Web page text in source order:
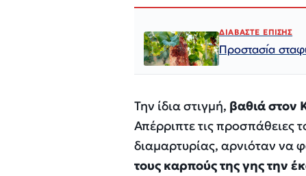
ΔΙΑΒΑΣΤΕ ΕΠΙΣΗΣ
Προστασία
Την ίδια στιγμή, βαθιά στον
Απέρριπτε τις προσπάθειες
διαμαρτυρίας, αρνιόταν να
τους καρπούς της γης την